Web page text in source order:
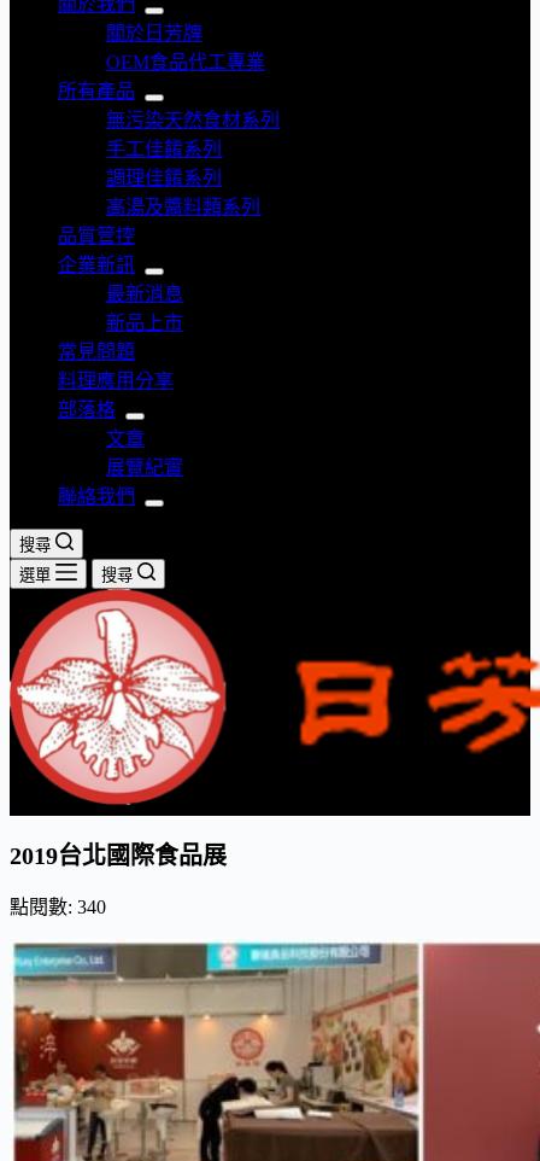
關於我們
關於日芳牌
OEM食品代工專業
所有產品
無污染天然食材系列
手工佳餚系列
調理佳餚系列
高湯及醬料類系列
品質管控
企業新訊
最新消息
新品上市
常見問題
料理應用分享
部落格
文章
展覽紀實
聯絡我們
搜尋
選單
搜尋
2019台北國際食品展
點閱數: 340